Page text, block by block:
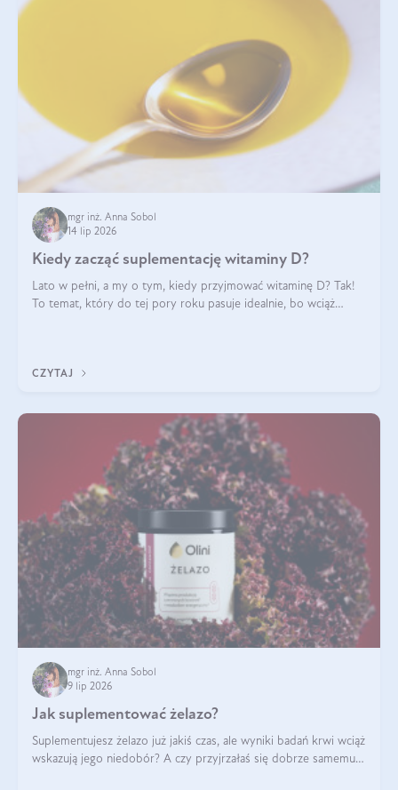
mgr inż. Anna Sobol
14 lip 2026
Kiedy zacząć suplementację witaminy D?
Lato w pełni, a my o tym, kiedy przyjmować witaminę D? Tak!
To temat, który do tej pory roku pasuje idealnie, bo wciąż
CZYTAJ
mgr inż. Anna Sobol
9 lip 2026
Jak suplementować żelazo?
Suplementujesz żelazo już jakiś czas, ale wyniki badań krwi wciąż
wskazują jego niedobór? A czy przyjrzałaś się dobrze samemu